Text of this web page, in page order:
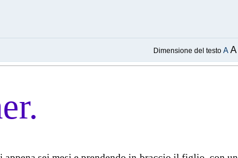
Dimensione del testoA A